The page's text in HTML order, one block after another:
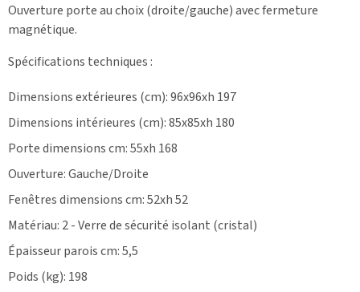
Ouverture porte au choix (droite/gauche) avec fermeture
magnétique.
Spécifications techniques :
Dimensions extérieures (cm): 96x96xh 197
Dimensions intérieures (cm): 85x85xh 180
Porte dimensions cm: 55xh 168
Ouverture: Gauche/Droite
Fenêtres dimensions cm: 52xh 52
Matériau: 2 - Verre de sécurité isolant (cristal)
Épaisseur parois cm: 5,5
Poids (kg): 198